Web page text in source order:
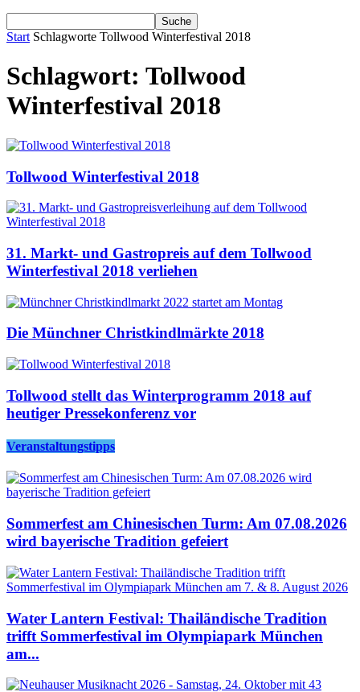
Start Schlagworte Tollwood Winterfestival 2018
Schlagwort: Tollwood
Winterfestival 2018
Tollwood Winterfestival 2018
31. Markt- und Gastropreis auf dem Tollwood
Winterfestival 2018 verliehen
Die Münchner Christkindlmärkte 2018
Tollwood stellt das Winterprogramm 2018 auf
heutiger Pressekonferenz vor
Veranstaltungstipps
Sommerfest am Chinesischen Turm: Am 07.08.2026
wird bayerische Tradition gefeiert
Water Lantern Festival: Thailändische Tradition
trifft Sommerfestival im Olympiapark München
am...